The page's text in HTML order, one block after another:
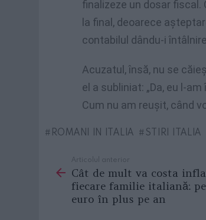
finalizeze un dosar
la final, deoarece
contabilul dându-i
Acuzatul, însă, nu se
el a subliniat: „Da, eu l-
Cum nu am reușit, când
ROMANI IN ITALIA STIRI ITALIA
more
Articolul anterior
Cât de mult va costa
fiecare familie italiană:
euro în plus pe an